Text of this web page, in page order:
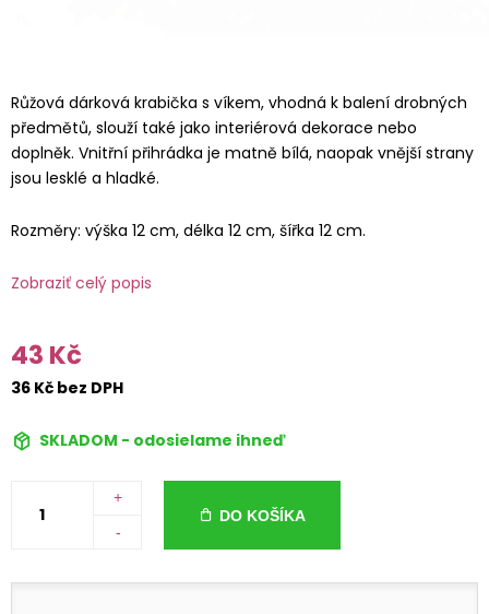
Růžová dárková krabička s víkem, vhodná k balení drobných
předmětů, slouží také jako interiérová dekorace nebo
doplněk. Vnitřní přihrádka je matně bílá, naopak vnější strany
jsou lesklé a hladké.
Rozměry: výška 12 cm, délka 12 cm, šířka 12 cm.
Zobraziť celý popis
43 Kč
36 Kč bez DPH
SKLADOM - odosielame ihneď
+
-
DO KOŠÍKA